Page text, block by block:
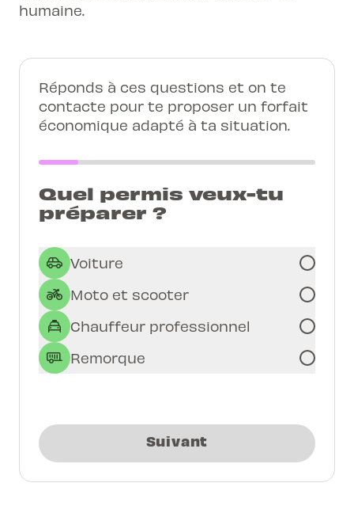
humaine.
Réponds à ces questions et on te
contacte pour te proposer un forfait
économique adapté à ta situation.
Quel permis veux-tu
préparer ?
Voiture
Moto et scooter
Chauffeur professionnel
Remorque
Suivant